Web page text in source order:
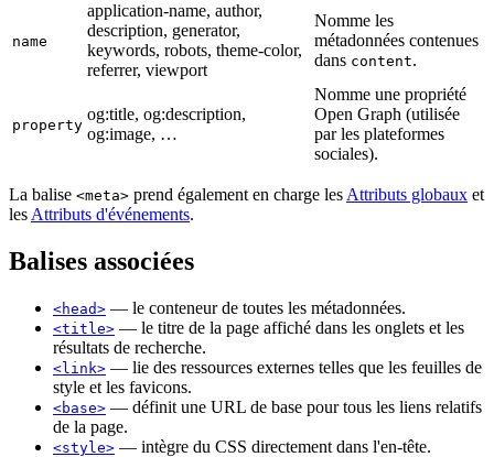
name
application-name, author,
description, generator,
keywords, robots, theme-color,
referrer, viewport
Nomme les
métadonnées contenues
dans content.
property
og:title, og:description,
og:image, …
Nomme une propriété
Open Graph (utilisée
par les plateformes
sociales).
La balise <meta> prend également en charge les Attributs globaux et
les Attributs d'événements.
Balises associées
<head> — le conteneur de toutes les métadonnées.
<title> — le titre de la page affiché dans les onglets et les
résultats de recherche.
<link> — lie des ressources externes telles que les feuilles de
style et les favicons.
<base> — définit une URL de base pour tous les liens relatifs
de la page.
<style> — intègre du CSS directement dans l'en-tête.